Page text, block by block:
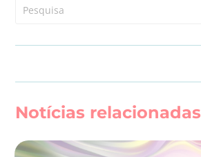
Notícias relacionadas